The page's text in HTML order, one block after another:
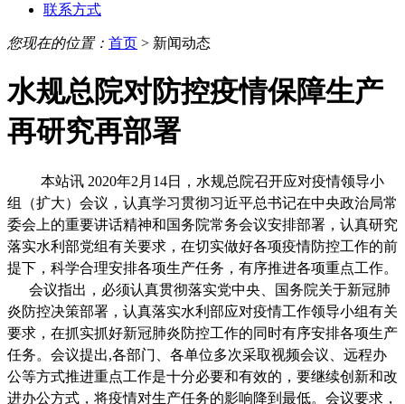
联系方式
您现在的位置： 首页 > 新闻动态
水规总院对防控疫情保障生产
再研究再部署
本站讯 2020年2月14日，水规总院召开应对疫情领导小
组（扩大）会议，认真学习贯彻习近平总书记在中央政治局常
委会上的重要讲话精神和国务院常务会议安排部署，认真研究
落实水利部党组有关要求，在切实做好各项疫情防控工作的前
提下，科学合理安排各项生产任务，有序推进各项重点工作。
会议指出，必须认真贯彻落实党中央、国务院关于新冠肺
炎防控决策部署，认真落实水利部应对疫情工作领导小组有关
要求，在抓实抓好新冠肺炎防控工作的同时有序安排各项生产
任务。会议提出,各部门、各单位多次采取视频会议、远程办
公等方式推进重点工作是十分必要和有效的，要继续创新和改
进办公方式，将疫情对生产任务的影响降到最低。会议要求，